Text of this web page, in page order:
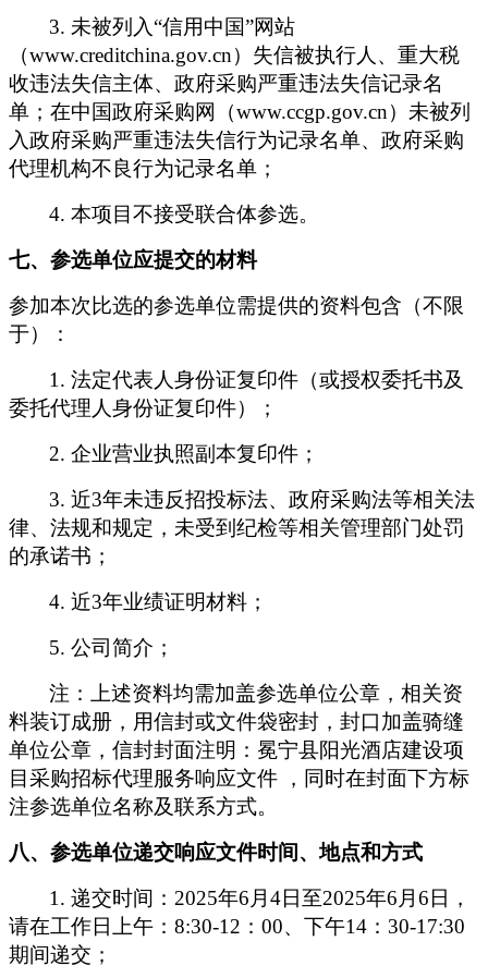
3. 未被列入“信用中国”网站
（www.creditchina.gov.cn）失信被执行人、重大税
收违法失信主体、政府采购严重违法失信记录名
单；在中国政府采购网（www.ccgp.gov.cn）未被列
入政府采购严重违法失信行为记录名单、政府采购
代理机构不良行为记录名单；
4. 本项目不接受联合体参选。
七、参选单位应提交的材料
参加本次比选的参选单位需提供的资料包含（不限
于）：
1. 法定代表人身份证复印件（或授权委托书及
委托代理人身份证复印件）；
2. 企业营业执照副本复印件；
3. 近3年未违反招投标法、政府采购法等相关法
律、法规和规定，未受到纪检等相关管理部门处罚
的承诺书；
4. 近3年业绩证明材料；
5. 公司简介；
注：上述资料均需加盖参选单位公章，相关资
料装订成册，用信封或文件袋密封，封口加盖骑缝
单位公章，信封封面注明：冕宁县阳光酒店建设项
目采购招标代理服务响应文件 ，同时在封面下方标
注参选单位名称及联系方式。
八、参选单位递交响应文件时间、地点和方式
1. 递交时间：2025年6月4日至2025年6月6日，
请在工作日上午：8:30-12：00、下午14：30-17:30
期间递交；